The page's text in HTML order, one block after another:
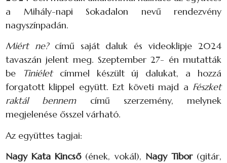
a Mihály-napi Sokadalon nevű rendezvény
nagyszínpadán.
Miért ne?című saját daluk és videoklipje 2024
tavaszán jelent meg. Szeptember 27- én mutatták
be
Tiniélet címmel készült új dalukat, a hozzá
forgatott klippel együtt. Ezt követi majd a Fészket
raktál bennemcímű szerzemény, melynek
megjelenése ősszel várható.
Az együttes tagjai:
Nagy Kata Kincső(ének, vokál), Nagy Tibor(gitár,